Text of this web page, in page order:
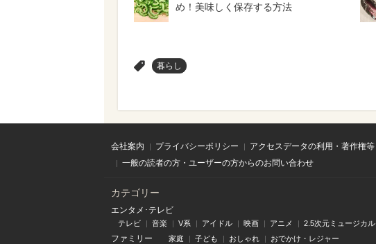
め！美味しく保存する方法
暮らし
会社案内 プライバシーポリシー アクセスデータの利用・著作権等
一般の読者の方・ユーザーの方からのお問い合わせ
カテゴリー
エンタメ･テレビ
テレビ 音楽 V系 アイドル 映画 アニメ 2.5次元ミュージカル
ファミリー 家庭 子ども おしゃれ おでかけ・レジャー